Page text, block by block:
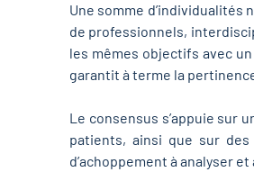
Une somme d’individualités
de professionnels,
les mêmes objectifs avec
garantit à terme la
Le consensus s’appuie sur
patients, ainsi que sur
d’achoppement à analyser